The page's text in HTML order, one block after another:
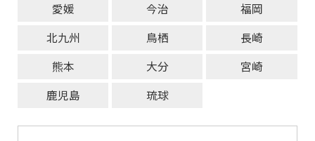
愛媛
今治
福岡
北九州
鳥栖
長崎
熊本
大分
宮崎
鹿児島
琉球